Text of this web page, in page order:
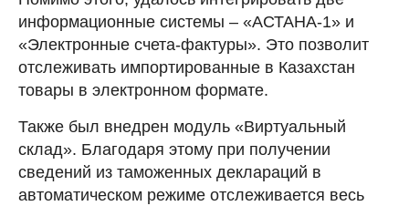
информационные системы – «АСТАНА-1» и
«Электронные счета-фактуры». Это позволит
отслеживать импортированные в Казахстан
товары в электронном формате.
Также был внедрен модуль «Виртуальный
склад». Благодаря этому при получении
сведений из таможенных деклараций в
автоматическом режиме отслеживается весь